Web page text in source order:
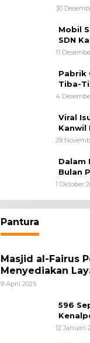
30
Mobil
SDN
11
Pabrik
Tiba-
Hukum
4
Viral
Kanwil
28
Dalam
Bulan
1 Oktober
Pantura
Masjid al-Fairus
Menyediakan
hingga Potong
9 April 2025
596
12 Januari